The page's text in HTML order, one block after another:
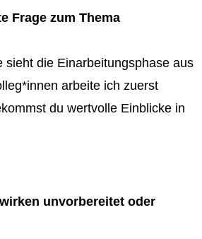
Frage zum Thema
sieht die Einarbeitungsphase aus
arbeite ich zuerst
du wertvolle Einblicke in
unvorbereitet oder